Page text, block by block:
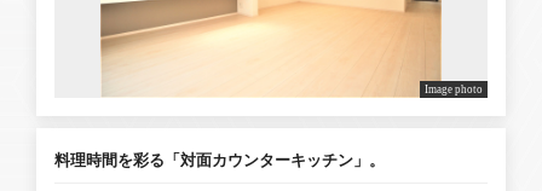
Image photo
料理時間を彩る「対面カウンターキッチン」。